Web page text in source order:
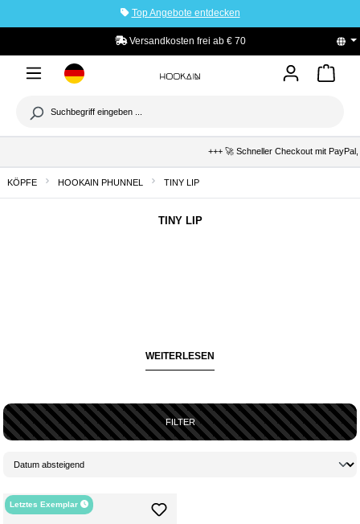
Top Angebote entdecken
Versandkosten frei ab € 70
+++ 🚀 Schneller Checkout mit
KÖPFE HOOKAIN PHUNNEL TINY LIP
TINY LIP
WEITERLESEN
FILTER
Letztes Exemplar